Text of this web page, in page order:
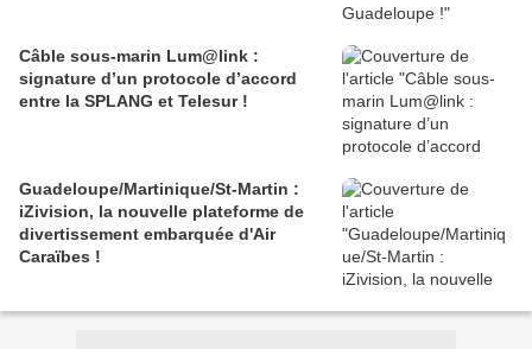
Câble sous-marin Lum@link :
signature d’un protocole d’accord
entre la SPLANG et Telesur !
Guadeloupe/Martinique/St-Martin :
iZivision, la nouvelle plateforme de
divertissement embarquée d'Air
Caraïbes !